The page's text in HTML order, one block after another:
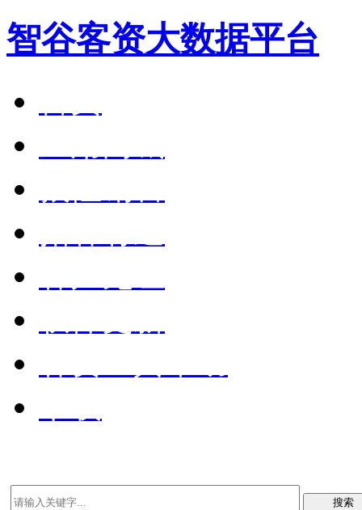
智谷客资大数据平台
搜索